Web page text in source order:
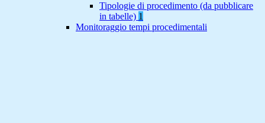
Tipologie di procedimento (da pubblicare
in tabelle) 1
Monitoraggio tempi procedimentali